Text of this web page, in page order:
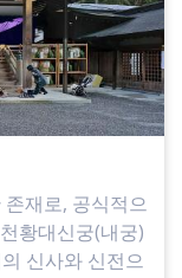
재로, 공식적으
황대신궁(내궁)
신사와 신전으